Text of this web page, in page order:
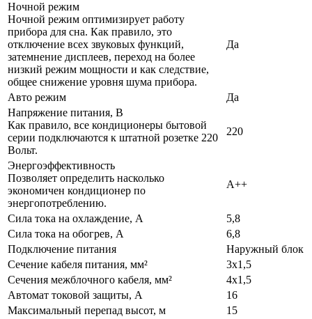
Ночной режим
Ночной режим оптимизирует работу
прибора для сна. Как правило, это
отключение всех звуковых функций,
затемнение дисплеев, переход на более
низкий режим мощности и как следствие,
общее снижение уровня шума прибора.
Да
Авто режим
Да
Напряжение питания, В
Как правило, все кондиционеры бытовой
серии подключаются к штатной розетке 220
Вольт.
220
Энергоэффективность
Позволяет определить насколько
экономичен кондиционер по
энергопотреблению.
A++
Сила тока на охлаждение, А
5,8
Сила тока на обогрев, А
6,8
Подключение питания
Наружный блок
Сечение кабеля питания, мм²
3х1,5
Сечения межблочного кабеля, мм²
4х1,5
Автомат токовой защиты, А
16
Максимальный перепад высот, м
15